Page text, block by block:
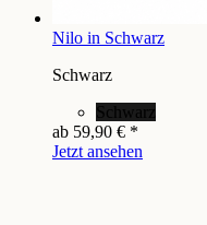
Nilo in Schwarz
Schwarz
Schwarz
ab 59,90 € *
Jetzt ansehen